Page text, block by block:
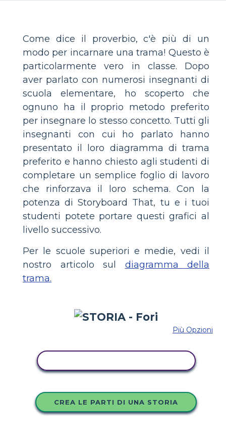
Come dice il proverbio, c'è più di un
modo per incarnare una trama! Questo è
particolarmente vero in classe. Dopo
aver parlato con numerosi insegnanti di
scuola elementare, ho scoperto che
ognuno ha il proprio metodo preferito
per insegnare lo stesso concetto. Tutti gli
insegnanti con cui ho parlato hanno
presentato il loro diagramma di trama
preferito e hanno chiesto agli studenti di
completare un semplice foglio di lavoro
che rinforzava il loro schema. Con la
potenza di Storyboard That, tu e i tuoi
studenti potete portare questi grafici al
livello successivo.
Per le scuole superiori e medie, vedi il
nostro articolo sul diagramma della
trama.
Più Opzioni
CREA LE PARTI DI UNA STORIA